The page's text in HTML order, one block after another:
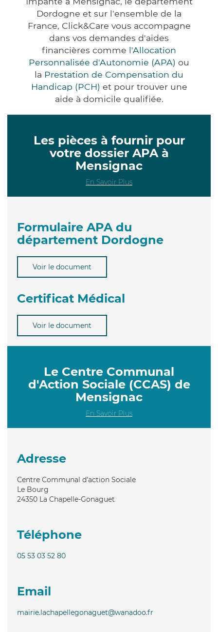
Dordogne et sur l'ensemble de la
France, Click&Care vous accompagne
dans vos demandes d'aides
financières comme l'Allocation
Personnalisée d'Autonomie (APA) ou
la Prestation de Compensation du
Handicap (PCH) et pour trouver une
aide à domicile qualifiée.
Les pièces à fournir pour
votre dossier APA à
Mensignac
En Savoir Plus
Formulaire APA du
département Dordogne
Voir le document
Certificat Médical
Voir le document
Le Centre Communal
d'Action Sociale (CCAS) de
Mensignac
En Savoir Plus
Adresse
Centre Communal d'action Sociale
Le Bourg
24350 La Chapelle-Gonaguet
Téléphone
05 53 03 52 80
Email
mairie.lachapellegonaguet@wanadoo.fr